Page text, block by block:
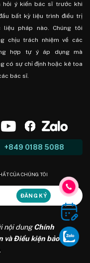
hỏi ý kiến ​​bác sĩ trước khi
bất kỳ liệu trình điều trị
liệu pháp nào. Chúng tôi
chịu trách nhiệm về các
hợp tự ý áp dụng mà
có sự chỉ định hoặc kê toa
bác sĩ.
+849 0188 5088
CỦA CHÚNG TÔI
nội dungChính
và Điều kiện bảo